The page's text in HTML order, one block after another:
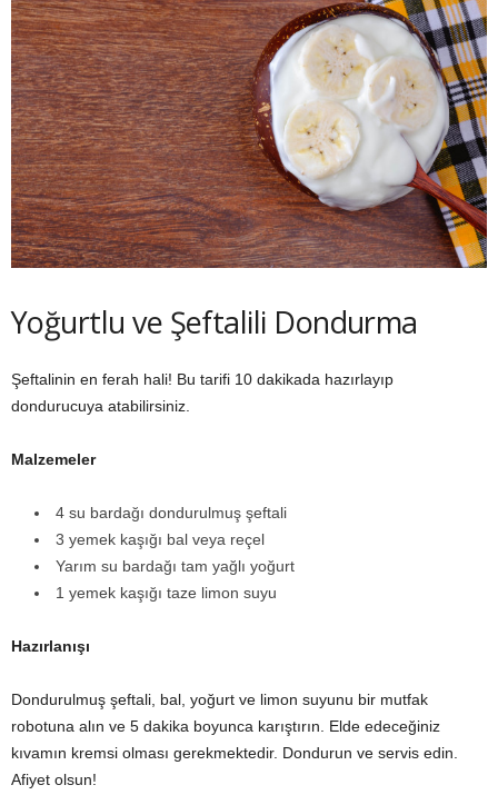
Yoğurtlu ve Şeftalili Dondurma
Şeftalinin en ferah hali! Bu tarifi 10 dakikada hazırlayıp
dondurucuya atabilirsiniz.
Malzemeler
4 su bardağı dondurulmuş şeftali
3 yemek kaşığı bal veya reçel
Yarım su bardağı tam yağlı yoğurt
1 yemek kaşığı taze limon suyu
Hazırlanışı
Dondurulmuş şeftali, bal, yoğurt ve limon suyunu bir mutfak
robotuna alın ve 5 dakika boyunca karıştırın. Elde edeceğiniz
kıvamın kremsi olması gerekmektedir. Dondurun ve servis edin.
Afiyet olsun!